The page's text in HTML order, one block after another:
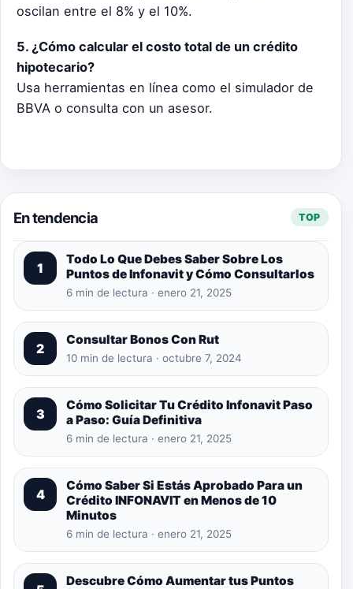
oscilan entre el 8% y el 10%.
5. ¿Cómo calcular el costo total de un crédito
hipotecario?
Usa herramientas en línea como el simulador de
BBVA o consulta con un asesor.
En tendencia TOP
1
Todo Lo Que Debes Saber Sobre Los
Puntos de Infonavit y Cómo Consultarlos
6 min de lectura · enero 21, 2025
2
Consultar Bonos Con Rut
10 min de lectura · octubre 7, 2024
3
Cómo Solicitar Tu Crédito Infonavit Paso
a Paso: Guía Definitiva
6 min de lectura · enero 21, 2025
4
Cómo Saber Si Estás Aprobado Para un
Crédito INFONAVIT en Menos de 10
Minutos
6 min de lectura · enero 21, 2025
Descubre Cómo Aumentar tus Puntos